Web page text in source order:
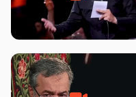
شور ، حسینا! به‌ حق زهرا «أُنْظُرْ
إِلَینا» – عزاداری شب هفتم ماه